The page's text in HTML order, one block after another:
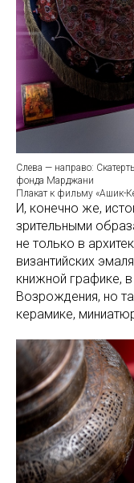
Слева — направо:
фонда Марджани
Плакат к фильму «Ашик-
И, конечно же,
зрительными
не только в
византийских
книжной графике,
Возрождения, но
керамике,